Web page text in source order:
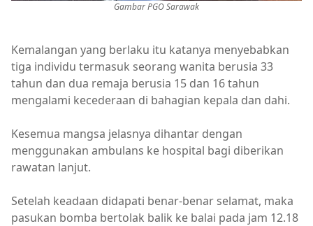
Gambar PGO Sarawak
Kemalangan yang berlaku itu katanya menyebabkan
tiga individu termasuk seorang wanita berusia 33
tahun dan dua remaja berusia 15 dan 16 tahun
mengalami kecederaan di bahagian kepala dan dahi.
Kesemua mangsa jelasnya dihantar dengan
menggunakan ambulans ke hospital bagi diberikan
rawatan lanjut.
Setelah keadaan didapati benar-benar selamat, maka
pasukan bomba bertolak balik ke balai pada jam 12.18